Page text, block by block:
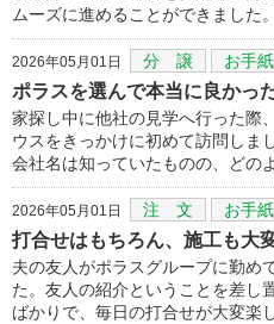
ムーズに進めることができました。
2026年05月01日 分 譲 お手紙
ポラスを選んで本当に良かっ
家探し中に他社の見学へ行った際
ウスをきっかけに初めて訪問しまし
会社名は知っていたものの、どの
2026年05月01日 注 文 お手紙
打合せはもちろん、施工も大
夫の友人がポラスグループに勤め
た。友人の紹介ということを差し
ばかりで、毎日の打合せが大変楽